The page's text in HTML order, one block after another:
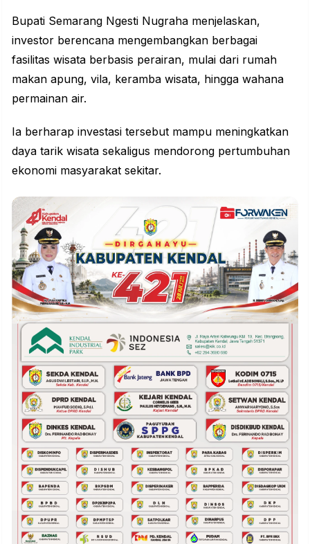
Bupati Semarang Ngesti Nugraha menjelaskan,
investor berencana mengembangkan berbagai
fasilitas wisata berbasis perairan, mulai dari rumah
makan apung, vila, keramba wisata, hingga wahana
permainan air.
Ia berharap investasi tersebut mampu meningkatkan
daya tarik wisata sekaligus mendorong pertumbuhan
ekonomi masyarakat sekitar.